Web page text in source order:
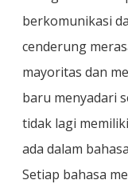
berkomunikasi
cenderung
mayoritas dan
baru menyadari
tidak lagi
ada dalam
Setiap bahasa